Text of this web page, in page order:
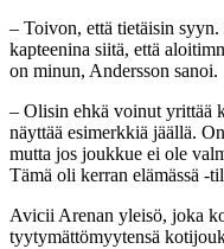
– Toivon, että tietäisin
kapteenina siitä, että
on minun, Andersson sanoi.
– Olisin ehkä voinut yrittää
näyttää esimerkkiä jäällä.
mutta jos joukkue ei ole
Tämä oli kerran elämässä -
Avicii Arenan yleisö, joka
tyytymättömyytensä